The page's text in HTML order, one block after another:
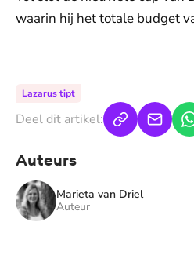
waarin hij het totale budget
De weergave van
Lazarus tipt
Deel dit artikel:
Auteurs
Marieta van Driel
Auteur